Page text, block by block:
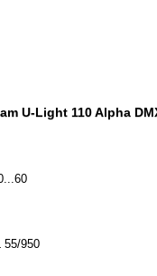
U-Light 110 Alpha
55/950